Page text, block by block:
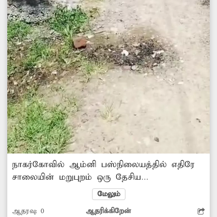
நாகர்கோவில் ஆம்னி பஸ்நிலையத்தில் எதிரே
சாலையின் மறுபுறம் ஒரு தேசிய
மயமாக்கப்பட்ட வங்கி உள்ளது. இந்த
வங்கியின் அருகில் சாலையோரத்தில்
மேலும்
ஆதரவு: 0 ஆதரிக்கிறேன்